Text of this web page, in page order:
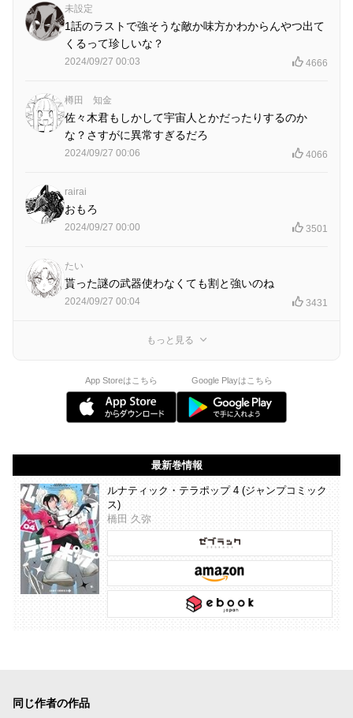
未設定
1話のラストで強そうな敵か味方かわからんやつ出て
くるって珍しいな？
2024/09/27 00:03 4666
樽田 知金
佐々木君もしかして宇宙人とかだったりするのか
な？さすがに異常すぎるだろ
2024/09/27 00:06 4066
rairai
おもろ
2024/09/27 00:00 3501
たい
貰った謎の武器使わなくても割と強いのね
2024/09/27 00:04 3431
もっと見る
App Storeはこちら Google Playはこちら
最新巻情報
ルナティック・テラポップ 4 (ジャンプコミック
ス)
橋田 久弥
同じ作者の作品